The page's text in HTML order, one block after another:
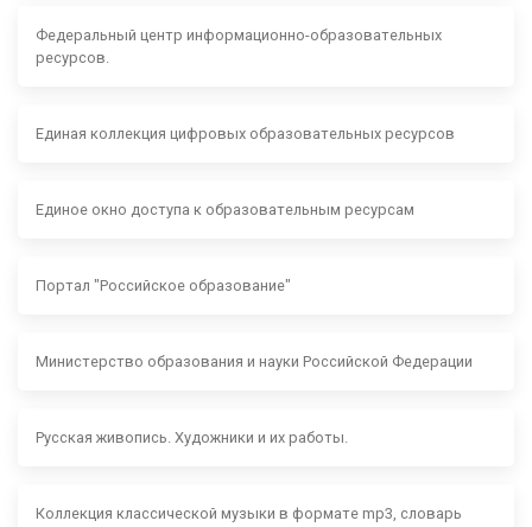
Федеральный центр информационно-образовательных
ресурсов.
Единая коллекция цифровых образовательных ресурсов
Единое окно доступа к образовательным ресурсам
Портал "Российское образование"
Министерство образования и науки Российской Федерации
Русская живопись. Художники и их работы.
Коллекция классической музыки в формате mp3, словарь